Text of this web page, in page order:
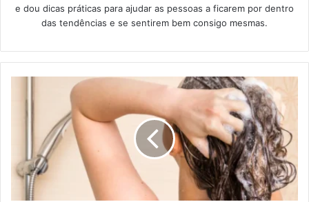
e dou dicas práticas para ajudar as pessoas a ficarem por dentro
das tendências e se sentirem bem consigo mesmas.